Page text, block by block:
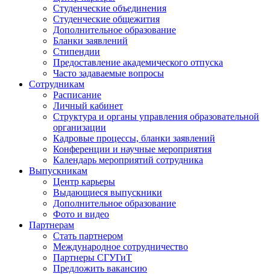
Студенческие объединения
Студенческие общежития
Дополнительное образование
Бланки заявлений
Стипендии
Предоставление академического отпуска
Часто задаваемые вопросы
Сотрудникам
Расписание
Личный кабинет
Структура и органы управления образовательной
организации
Кадровые процессы, бланки заявлений
Конференции и научные мероприятия
Календарь мероприятий сотрудника
Выпускникам
Центр карьеры
Выдающиеся выпускники
Дополнительное образование
Фото и видео
Партнерам
Стать партнером
Международное сотрудничество
Партнеры СГУГиТ
Предложить вакансию